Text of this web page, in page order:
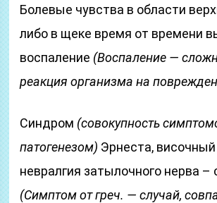
Болевые чувства в области
либо в щеке время от времени
воспаление (Воспаление —
реакция организма на
Синдром (совокупность
патогенезом) Эрнеста,
невралгия затылочного нерва
(Симптом от греч. — случай,